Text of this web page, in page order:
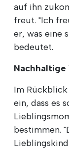
auf ihn
freut. "Ich
er, was eine
bedeutet.
Nachhaltige
Im
ein, dass es
bestimmen.